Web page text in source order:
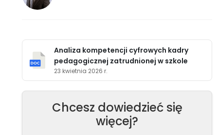
Analiza kompetencji cyfrowych kadry
pedagogicznej zatrudnionej w szkole
23 kwietnia 2026 r.
Chcesz dowiedzieć się
więcej?